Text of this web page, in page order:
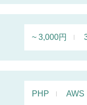
~ 3,000円
PHP AWS